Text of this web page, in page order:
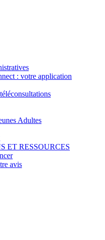
: votre application
Adultes
ET RESSOURCES
avis